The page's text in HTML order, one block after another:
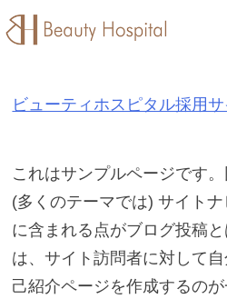
k
ビューティホスピタル採用サ
これはサンプルページです。
(多くのテーマでは) サイト
に含まれる点がブログ投稿
は、サイト訪問者に対して
己紹介ページを作成するの